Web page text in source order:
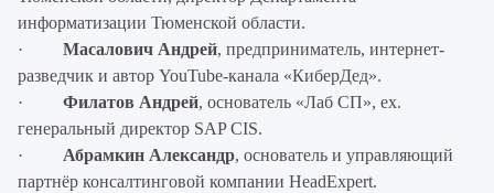
информатизации Тюменской области.
· Масалович Андрей, предприниматель, интернет-
разведчик и автор YouTube-канала «КиберДед».
·
Филатов Андрей, основатель «Лаб СП», ex.
генеральный директор SAP CIS.
·
Абрамкин Александр, основатель и управляющий
партнёр консалтинговой компании HeadExpert.